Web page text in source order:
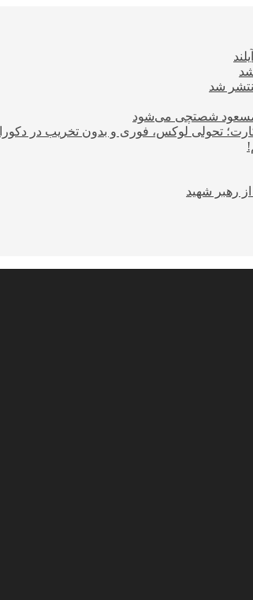
مسعود شصتچی می‌شود
تحولی لوکس، فوری و بدون تخریب در
رهبر شهید